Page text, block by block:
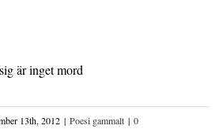
är inget mord
13th, 2012 | Poesi gammalt | 0